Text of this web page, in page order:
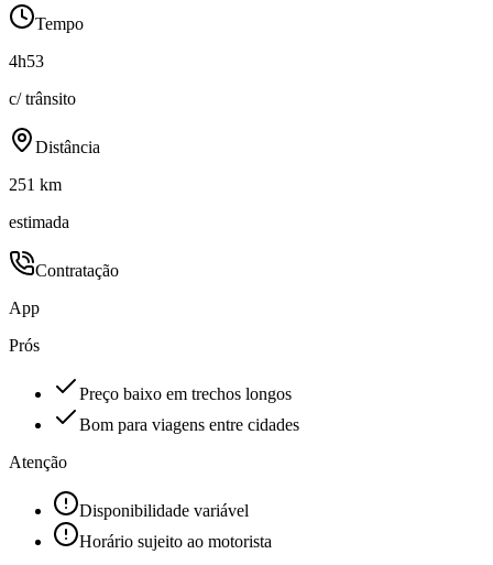
Tempo
4h53
c/ trânsito
Distância
251 km
estimada
Contratação
App
Prós
Preço baixo em trechos longos
Bom para viagens entre cidades
Atenção
Disponibilidade variável
Horário sujeito ao motorista